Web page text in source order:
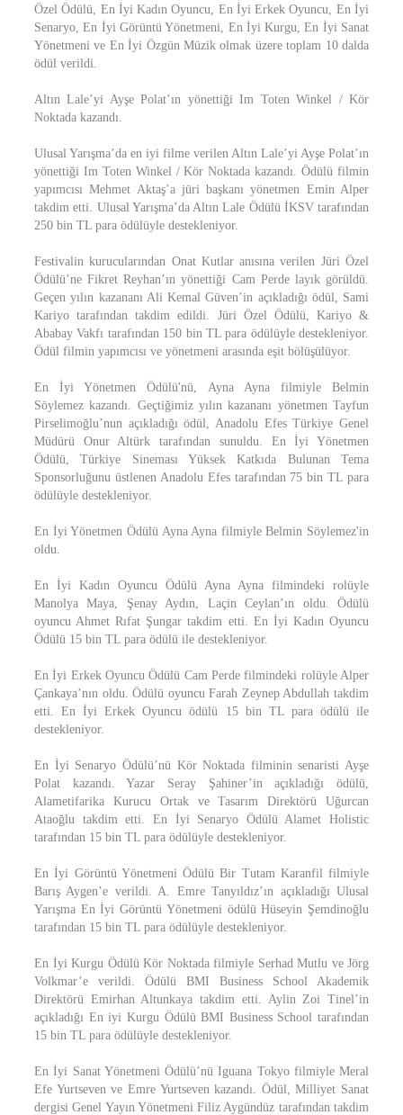
Özel Ödülü, En İyi Kadın Oyuncu, En İyi Erkek Oyuncu, En İyi
Senaryo, En İyi Görüntü Yönetmeni, En İyi Kurgu, En İyi Sanat
Yönetmeni ve En İyi Özgün Müzik olmak üzere toplam 10 dalda
ödül verildi.
Altın Lale’yi Ayşe Polat’ın yönettiği Im Toten Winkel / Kör
Noktada kazandı.
Ulusal Yarışma’da en iyi filme verilen Altın Lale’yi Ayşe Polat’ın
yönettiği Im Toten Winkel / Kör Noktada kazandı. Ödülü filmin
yapımcısı Mehmet Aktaş’a jüri başkanı yönetmen Emin Alper
takdim etti. Ulusal Yarışma’da Altın Lale Ödülü İKSV tarafından
250 bin TL para ödülüyle destekleniyor.
Festivalin kurucularından Onat Kutlar anısına verilen Jüri Özel
Ödülü’ne Fikret Reyhan’ın yönettiği Cam Perde layık görüldü.
Geçen yılın kazananı Ali Kemal Güven’in açıkladığı ödül, Sami
Kariyo tarafından takdim edildi. Jüri Özel Ödülü, Kariyo &
Ababay Vakfı tarafından 150 bin TL para ödülüyle destekleniyor.
Ödül filmin yapımcısı ve yönetmeni arasında eşit bölüşülüyor.
En İyi Yönetmen Ödülü'nü, Ayna Ayna filmiyle Belmin
Söylemez kazandı. Geçtiğimiz yılın kazananı yönetmen Tayfun
Pirselimoğlu’nun açıkladığı ödül, Anadolu Efes Türkiye Genel
Müdürü Onur Altürk tarafından sunuldu. En İyi Yönetmen
Ödülü, Türkiye Sineması Yüksek Katkıda Bulunan Tema
Sponsorluğunu üstlenen Anadolu Efes tarafından 75 bin TL para
ödülüyle destekleniyor.
En İyi Yönetmen Ödülü Ayna Ayna filmiyle Belmin Söylemez'in
oldu.
En İyi Kadın Oyuncu Ödülü Ayna Ayna filmindeki rolüyle
Manolya Maya, Şenay Aydın, Laçin Ceylan’ın oldu. Ödülü
oyuncu Ahmet Rıfat Şungar takdim etti. En İyi Kadın Oyuncu
Ödülü 15 bin TL para ödülü ile destekleniyor.
En İyi Erkek Oyuncu Ödülü Cam Perde filmindeki rolüyle Alper
Çankaya’nın oldu. Ödülü oyuncu Farah Zeynep Abdullah takdim
etti. En İyi Erkek Oyuncu ödülü 15 bin TL para ödülü ile
destekleniyor.
En İyi Senaryo Ödülü’nü Kör Noktada filminin senaristi Ayşe
Polat kazandı. Yazar Seray Şahiner’in açıkladığı ödülü,
Alametifarika Kurucu Ortak ve Tasarım Direktörü Uğurcan
Ataoğlu takdim etti. En İyi Senaryo Ödülü Alamet Holistic
tarafından 15 bin TL para ödülüyle destekleniyor.
En İyi Görüntü Yönetmeni Ödülü Bir Tutam Karanfil filmiyle
Barış Aygen’e verildi. A. Emre Tanyıldız’ın açıkladığı Ulusal
Yarışma En İyi Görüntü Yönetmeni ödülü Hüseyin Şemdinoğlu
tarafından 15 bin TL para ödülüyle destekleniyor.
En İyi Kurgu Ödülü Kör Noktada filmiyle Serhad Mutlu ve Jörg
Volkmar’e verildi. Ödülü BMI Business School Akademik
Direktörü Emirhan Altunkaya takdim etti. Aylin Zoi Tinel’in
açıkladığı En iyi Kurgu Ödülü BMI Business School tarafından
15 bin TL para ödülüyle destekleniyor.
En İyi Sanat Yönetmeni Ödülü’nü Iguana Tokyo filmiyle Meral
Efe Yurtseven ve Emre Yurtseven kazandı. Ödül, Milliyet Sanat
dergisi Genel Yayın Yönetmeni Filiz Aygündüz tarafından takdim